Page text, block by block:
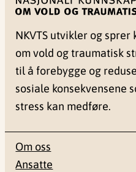
NKVTS utvikler og sprer
om vold og traumatisk
til å forebygge og
sosiale konsekvensene
stress kan medføre.
Om oss
Ansatte